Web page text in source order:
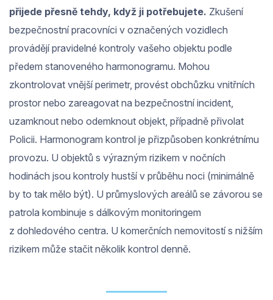
přijede přesně tehdy, když ji potřebujete. Zkušení
bezpečnostní pracovníci v označených vozidlech
provádějí pravidelné kontroly vašeho objektu podle
předem stanoveného harmonogramu. Mohou
zkontrolovat vnější perimetr, provést obchůzku vnitřních
prostor nebo zareagovat na bezpečnostní incident,
uzamknout nebo odemknout objekt, případně přivolat
Policii. Harmonogram kontrol je přizpůsoben konkrétnímu
provozu. U objektů s výrazným rizikem v nočních
hodinách jsou kontroly hustší v průběhu noci (minimálně
by to tak mělo být). U průmyslových areálů se závorou se
patrola kombinuje s dálkovým monitoringem
z dohledového centra. U komerčních nemovitostí s nižším
rizikem může stačit několik kontrol denně.